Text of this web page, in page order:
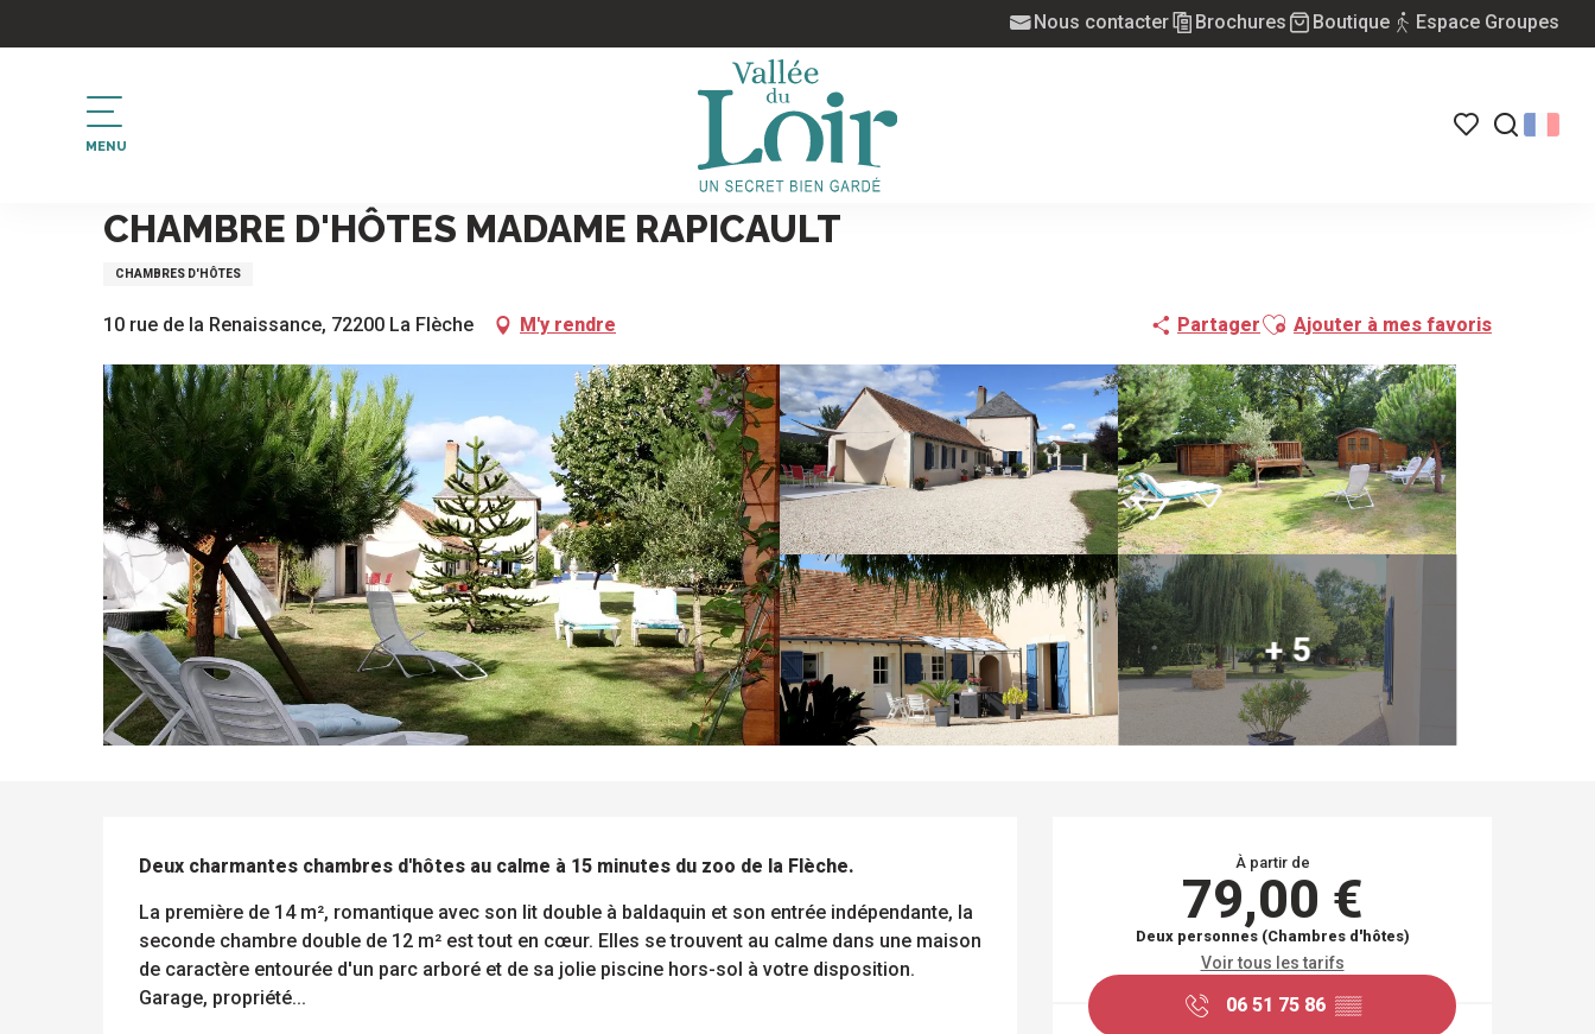
au
Nous contacter Brochures Boutique Espace Groupes
MENU
Toutes
les
activités
Accueil
CHAMBRE D'HÔTES MADAME RAPICAULT
CHAMBRES D'HÔTES
10 rue de la Renaissance, 72200 La Flèche M'y rendre PartagerAjouter aux favoris
Ajouter à mes favoris
+ 5
OUVERTURE ET
À partir de
79,00 €
Deux personnes (Chambres d'hôtes)
Voir tous les tarifs
06 51 75 86 ▒▒
DESCRIPTION
Deux charmantes chambres d'hôtes au calme à 15 minutes du zoo de la Flèche.
La première de 14 m², romantique avec son lit double à baldaquin et son entrée indépendante, la
seconde chambre double de 12 m² est tout en cœur. Elles se trouvent au calme dans une maison
de caractère entourée d'un parc arboré et de sa jolie piscine hors-sol à votre disposition.
Garage, propriété...